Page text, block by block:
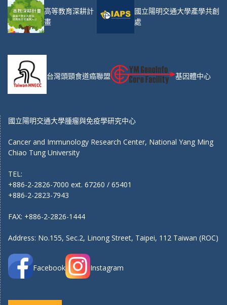
高等教育深耕計
畫
國立陽明交通大學產學共創
處
台灣頭頸食道癌聯盟 基因體中心
國立陽明交通大學腫瘤與免疫學研究中心
Cancer and Immunology Research Center, National Yang Ming
Chiao Tung University
TEL:
+886-2-2826-7000 ext. 67260 / 65401
+886-2-2823-7943
FAX: +886-2-2826-1444
Address: No.155, Sec.2, Linong Street, Taipei, 112 Taiwan (ROC)
Facebook Instagram